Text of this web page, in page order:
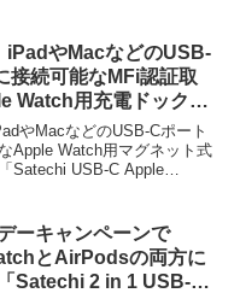
iPadやMacなどのUSB-
接続可能なMFi認証取
Watch用充電ドック
USB-C Apple Watch
」を日本でも発売開
やMacなどのUSB-Cポート
Apple Watch用マグネット式
Satechi USB-C Apple
ーキャンペーンで
とAirPodsの両方に
Satechi 2 in 1 USB-C